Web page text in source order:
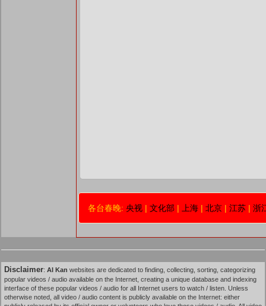
各台春晚: 央视 | 文化部 | 上海 | 北京 | 江苏 | 浙
Disclaimer: AI Kan websites are dedicated to finding, collecting, sorting, categorizing
popular videos / audio available on the Internet, creating a unique database and indexing
interface of these popular videos / audio for all Internet users to watch / listen. Unless
otherwise noted, all video / audio content is publicly available on the Internet: either